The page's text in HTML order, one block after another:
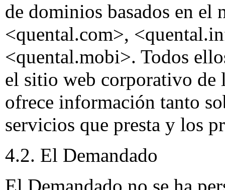
de dominios basados en el
<quental.com>,
<quental.mobi>. Todos
el sitio web corporativo de
ofrece información tanto
servicios que presta y los
4.2. El Demandado